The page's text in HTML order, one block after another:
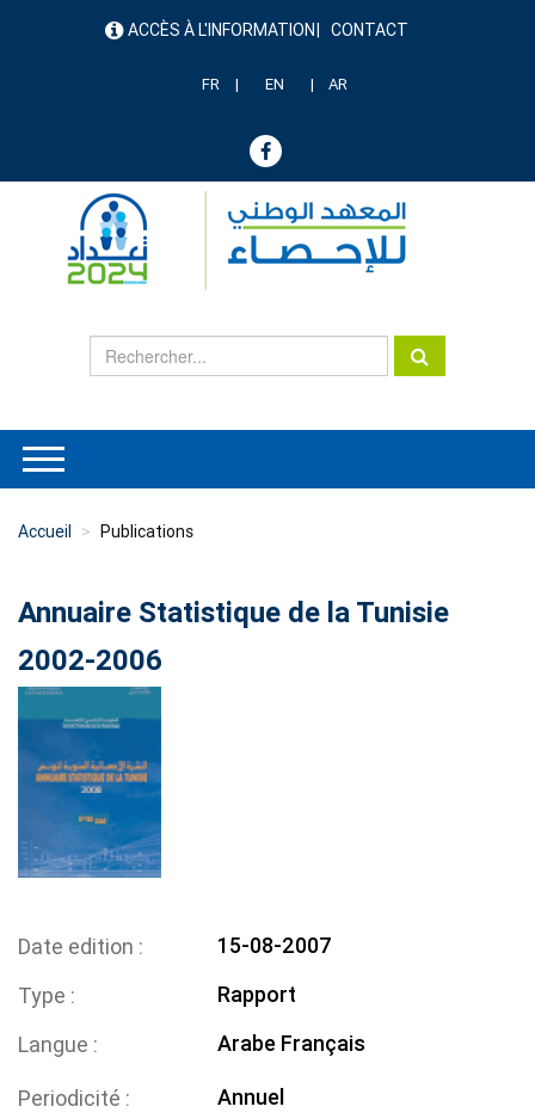
menu ACCÈS À L'INFORMATION CONTACT
FR EN AR
Accueil Publications
Annuaire Statistique de la Tunisie
2002-2006
Date edition
15-08-2007
Type
Rapport
Langue
Arabe Français
Periodicité
Annuel